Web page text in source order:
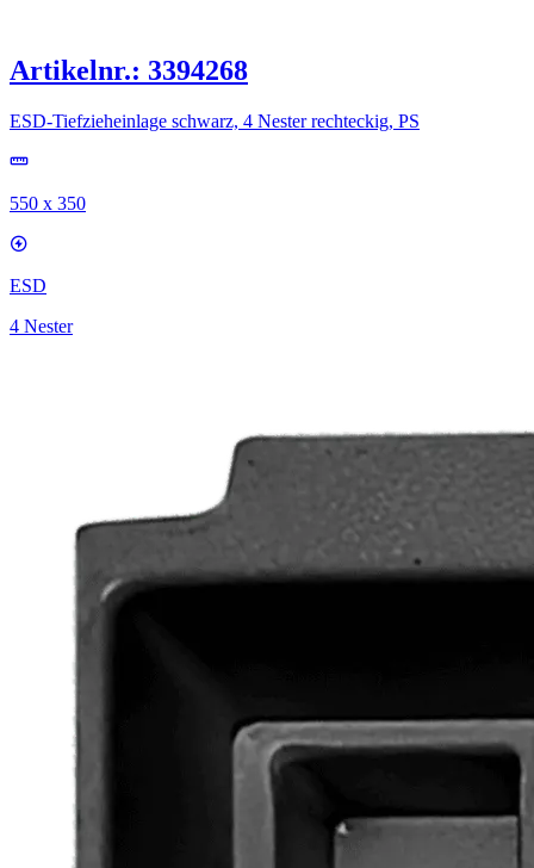
Artikelnr.: 3394268
ESD-Tiefzieheinlage schwarz, 4 Nester rechteckig, PS
550 x 350
ESD
4 Nester